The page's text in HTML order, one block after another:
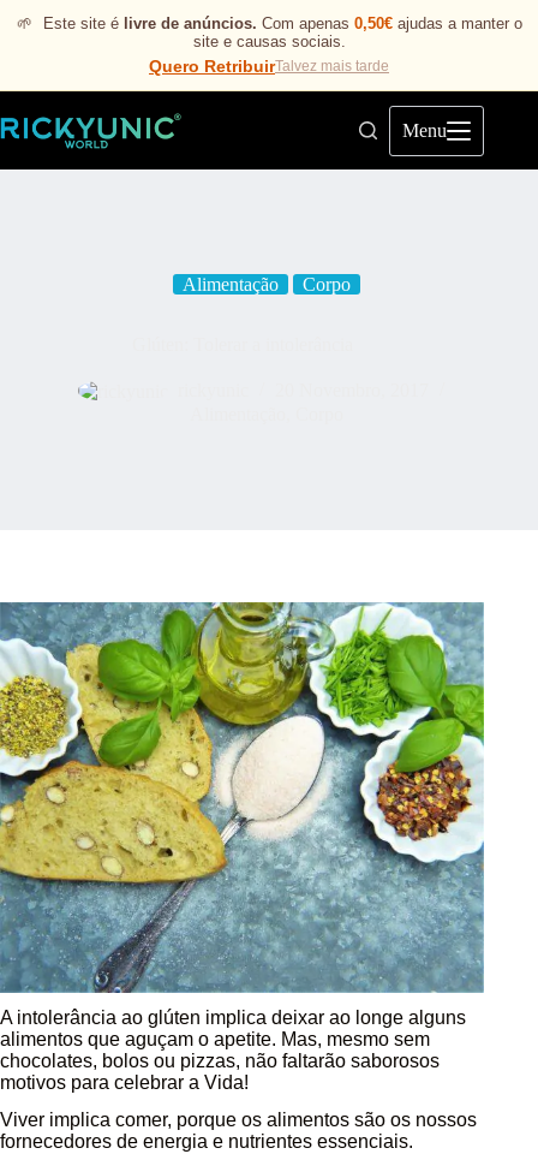
🌱 Este site é livre de anúncios. Com apenas 0,50€ajudas a manter o
site e causas sociais.
Quero RetribuirTalvez mais tarde
Menu
Alimentação Corpo
A intolerância ao glúten implica deixar ao longe alguns
alimentos que aguçam o apetite. Mas, mesmo sem
chocolates, bolos ou pizzas, não faltarão saborosos
motivos para celebrar a Vida!
Viver implica comer, porque os alimentos são os nossos
fornecedores de energia e nutrientes essenciais.